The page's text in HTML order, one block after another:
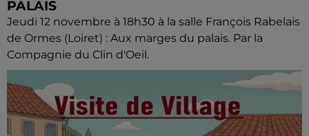
PALAIS
Jeudi 12 novembre à 18h30 à la salle François Rabelais
de Ormes (Loiret) : Aux marges du palais. Par la
Compagnie du Clin d'Oeil.